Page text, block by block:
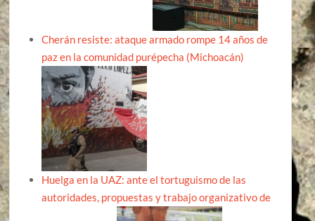
Cherán resiste: ataque armado rompe 14 años de
paz en la comunidad purépecha (Michoacán)
Huelga en la UAZ: ante el tortuguismo de las
autoridades, propuestas y trabajo organizativo de